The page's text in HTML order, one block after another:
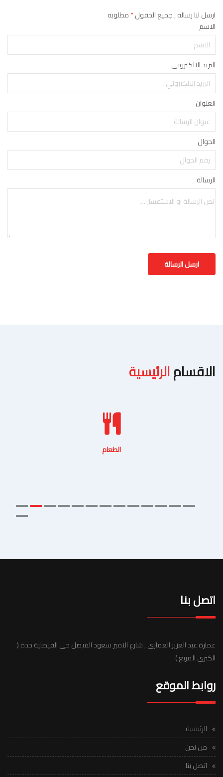
ارسل لنا رسالة , جميع الحقول*مطلوبه
الاسم
البريد الالكتروني
العنوان
الجوال
الرسالة
الاقسامالرئيسية
الطعام
اتصل بنا
عمارة عبد العزيز العماري , شارع الامير سعود الفيصل حي الفيصلية جدة (
الكبري المربع )
روابط الموقع
الرئيسية
من نحن
اتصل بنا